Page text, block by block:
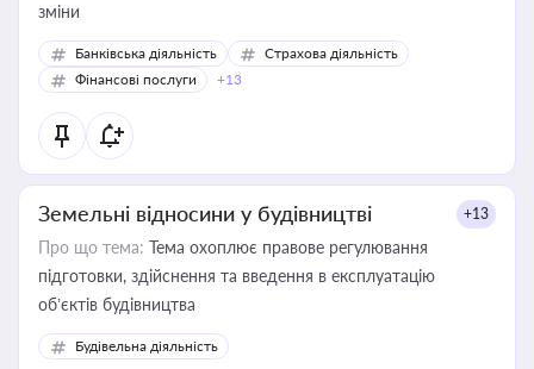
зміни
Банківська діяльність
Страхова діяльність
Фінансові послуги
+13
Земельні відносини у будівництві +13
Про що тема: Тема охоплює правове регулювання
підготовки, здійснення та введення в експлуатацію
об’єктів будівництва
Будівельна діяльність